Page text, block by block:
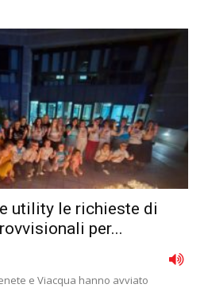
utility le richieste di
per...
e Viacqua hanno avviato